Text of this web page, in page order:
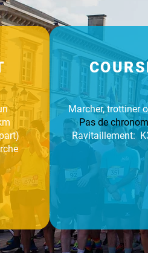
Marcher, trottiner
Pas de
Ravitaillement: